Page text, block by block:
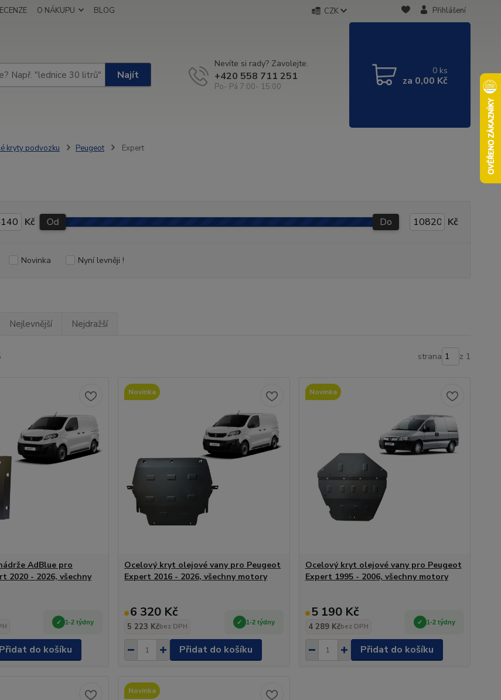
O NÁKUPU BLOG CZK Přihlášení
Najít
Nevíte si rady? Zavolejte.
+420 558 711 251
Po- Pá 7:00- 15:00
0 ks
za 0,00 Kč
kryty podvozku Peugeot Expert
Kč Od Do Kč
Novinka Nyní levněji !
Nejlevnější Nejdražší
strana z 1
AdBlue pro
2020 - 2026, všechny
1-2 týdny
Přidat do košíku
Novinka
Ocelový kryt olejové vany pro Peugeot
Expert 2016 - 2026, všechny motory
6 320 Kč
5 223 Kčbez DPH
1-2 týdny
Přidat do košíku
Novinka
Ocelový kryt olejové vany pro Peugeot
Expert 1995 - 2006, všechny motory
5 190 Kč
4 289 Kčbez DPH
1-2 týdny
Přidat do košíku
Novinka